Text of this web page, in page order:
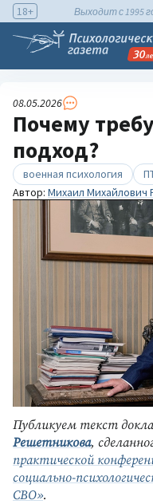
18+ Выходит с 1995
08.05.2026
Почему
подход?
военная психология
Автор: Михаил Михайлович
Публикуем текст
Решетникова,
практической
социально-
СВО».